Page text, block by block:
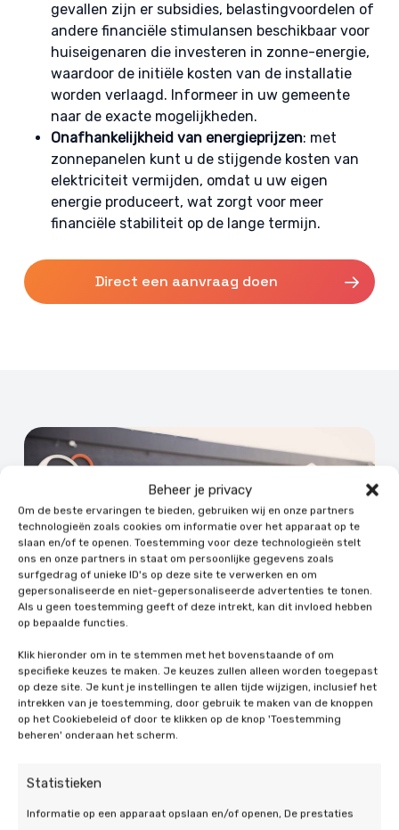
Beheer je privacy
Om de beste ervaringen te bieden, gebruiken wij en onze partners
technologieën zoals cookies om informatie over het apparaat op te
slaan en/of te openen. Toestemming voor deze technologieën stelt
ons en onze partners in staat om persoonlijke gegevens zoals
surfgedrag of unieke ID's op deze site te verwerken en om
gepersonaliseerde en niet-gepersonaliseerde advertenties te tonen.
Als u geen toestemming geeft of deze intrekt, kan dit invloed hebben
op bepaalde functies.
Klik hieronder om in te stemmen met het bovenstaande of om
specifieke keuzes te maken. Je keuzes zullen alleen worden toegepast
op deze site. Je kunt je instellingen te allen tijde wijzigen, inclusief het
intrekken van je toestemming, door gebruik te maken van de knoppen
op het Cookiebeleid of door te klikken op de knop 'Toestemming
beheren' onderaan het scherm.
Statistieken
Informatie op een apparaat opslaan en/of openen, De prestaties
gevallen zijn er subsidies, belastingvoordelen of
andere financiële stimulansen beschikbaar voor
huiseigenaren die investeren in zonne-energie,
waardoor de initiële kosten van de installatie
worden verlaagd. Informeer in uw gemeente
naar de exacte mogelijkheden.
Onafhankelijkheid van energieprijzen: met
zonnepanelen kunt u de stijgende kosten van
elektriciteit vermijden, omdat u uw eigen
energie produceert, wat zorgt voor meer
financiële stabiliteit op de lange termijn.
Direct een aanvraag doen
Persoonlijk advies bij het
zonnepanelen
Bij het overwegen van de aanschaf van